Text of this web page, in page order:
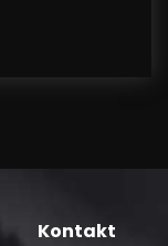
Kontakt